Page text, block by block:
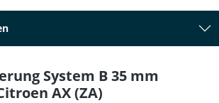
System B 35 mm
AX (ZA)